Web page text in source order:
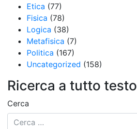
Etica (77)
Fisica (78)
Logica (38)
Metafisica (7)
Politica (167)
Uncategorized (158)
Ricerca a tutto testo
Cerca